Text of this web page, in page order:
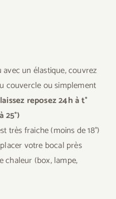
un élastique, couvrez
couvercle ou simplement
laissez reposez 24h à t°
25°)
très fraiche (moins de 18°)
placer votre bocal près
chaleur (box, lampe,